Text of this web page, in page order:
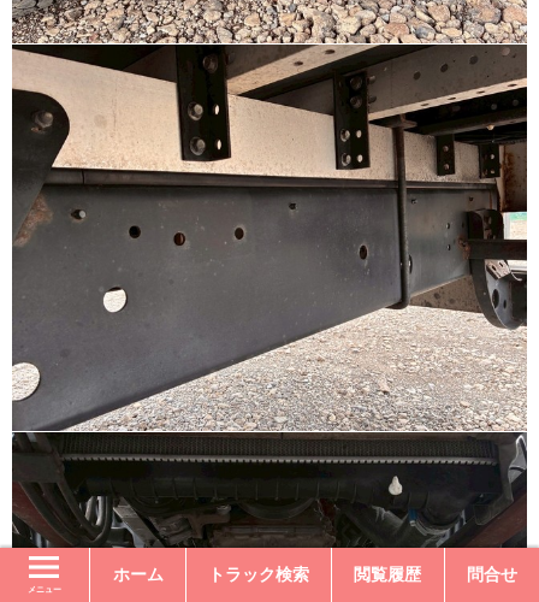
メニュー
ホーム トラック検索 閲覧履歴 問合せ